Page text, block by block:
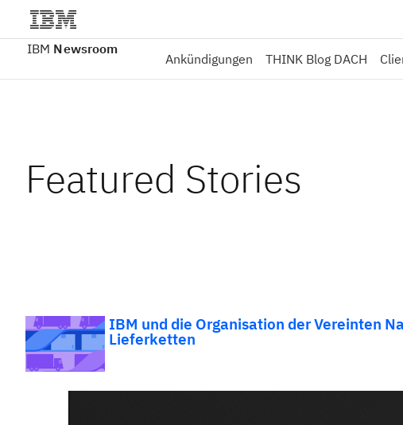
IBM Newsroom
Ankündigungen THINK Blog DACH
Featured Stories
IBM und die Organisation der Vereinten
Lieferketten